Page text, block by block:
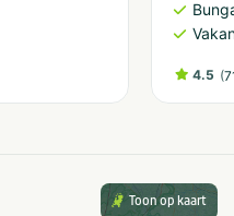
4.5 (
Toon op kaart